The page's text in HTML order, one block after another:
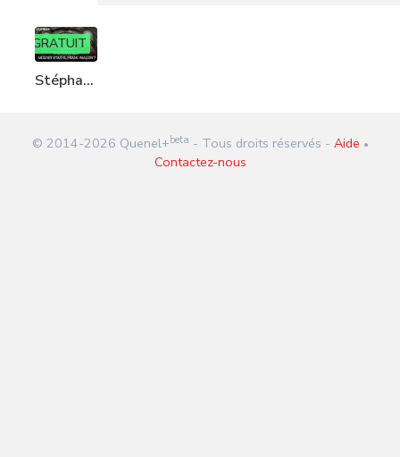
GRATUIT
Stéphane
était-il
© 2014-2026 Quenel+ beta - Tous droits réservés - Aide •
Contactez-nous